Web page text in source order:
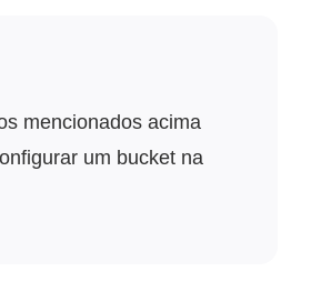
mencionados acima
um bucket na